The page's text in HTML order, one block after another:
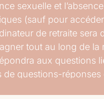
sexuelle et
(sauf pour
de retraite sera
tout au long de la
aux questions
de questions-réponses